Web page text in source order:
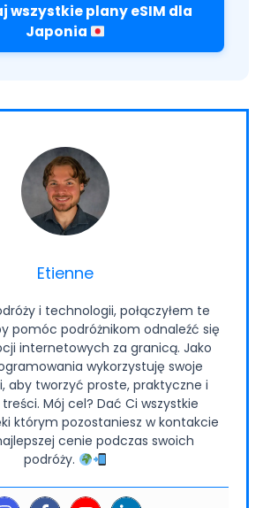
wszystkie plany eSIM dla
Japonia
Etienne
i technologii, połączyłem te
pomóc podróżnikom odnaleźć się
internetowych za granicą. Jako
wykorzystuję swoje
aby tworzyć proste, praktyczne i
Mój cel? Dać Ci wszystkie
którym pozostaniesz w kontakcie
cenie podczas swoich
podróży.